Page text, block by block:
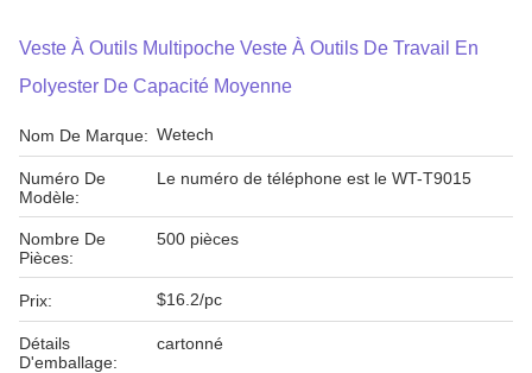
Veste À Outils Multipoche Veste À Outils De Travail En
Polyester De Capacité Moyenne
Nom De Marque: Wetech
Numéro De
Modèle:
Le numéro de téléphone est le WT-T9015
Nombre De
Pièces:
500 pièces
Prix: $16.2/pc
Détails
D'emballage:
cartonné